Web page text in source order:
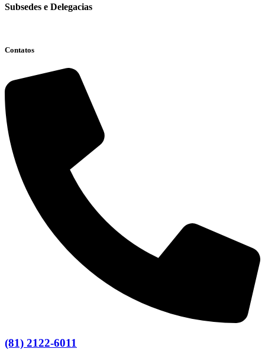
Subsedes e Delegacias
Contatos
(81) 2122-6011